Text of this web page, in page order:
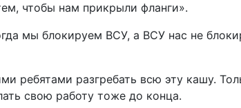
чтобы нам прикрыли фланги».
мы блокируем ВСУ, а ВСУ нас не
ребятами разгребать всю эту кашу.
свою работу тоже до конца.